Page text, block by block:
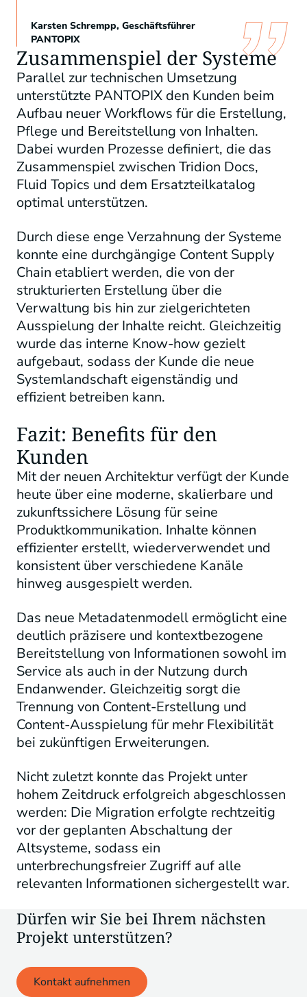
Karsten Schrempp, Geschäftsführer
PANTOPIX
Zusammenspiel der Systeme
Parallel zur technischen Umsetzung
unterstützte PANTOPIX den Kunden beim
Aufbau neuer Workflows für die Erstellung,
Pflege und Bereitstellung von Inhalten.
Dabei wurden Prozesse definiert, die das
Zusammenspiel zwischen Tridion Docs,
Fluid Topics und dem Ersatzteilkatalog
optimal unterstützen.
Durch diese enge Verzahnung der Systeme
konnte eine durchgängige Content Supply
Chain etabliert werden, die von der
strukturierten Erstellung über die
Verwaltung bis hin zur zielgerichteten
Ausspielung der Inhalte reicht. Gleichzeitig
wurde das interne Know-how gezielt
aufgebaut, sodass der Kunde die neue
Systemlandschaft eigenständig und
effizient betreiben kann.
Fazit: Benefits für den
Kunden
Mit der neuen Architektur verfügt der Kunde
heute über eine moderne, skalierbare und
zukunftssichere Lösung für seine
Produktkommunikation. Inhalte können
effizienter erstellt, wiederverwendet und
konsistent über verschiedene Kanäle
hinweg ausgespielt werden.
Das neue Metadatenmodell ermöglicht eine
deutlich präzisere und kontextbezogene
Bereitstellung von Informationen sowohl im
Service als auch in der Nutzung durch
Endanwender. Gleichzeitig sorgt die
Trennung von Content-Erstellung und
Content-Ausspielung für mehr Flexibilität
bei zukünftigen Erweiterungen.
Nicht zuletzt konnte das Projekt unter
hohem Zeitdruck erfolgreich abgeschlossen
werden: Die Migration erfolgte rechtzeitig
vor der geplanten Abschaltung der
Altsysteme, sodass ein
unterbrechungsfreier Zugriff auf alle
relevanten Informationen sichergestellt war.
Dürfen wir Sie bei Ihrem nächsten
Projekt unterstützen?
Kontakt aufnehmen